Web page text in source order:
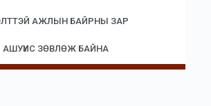
АЖЛЫН БАЙРНЫ ЗАР
АШУҮИС ЗӨВЛӨЖ БАЙНА